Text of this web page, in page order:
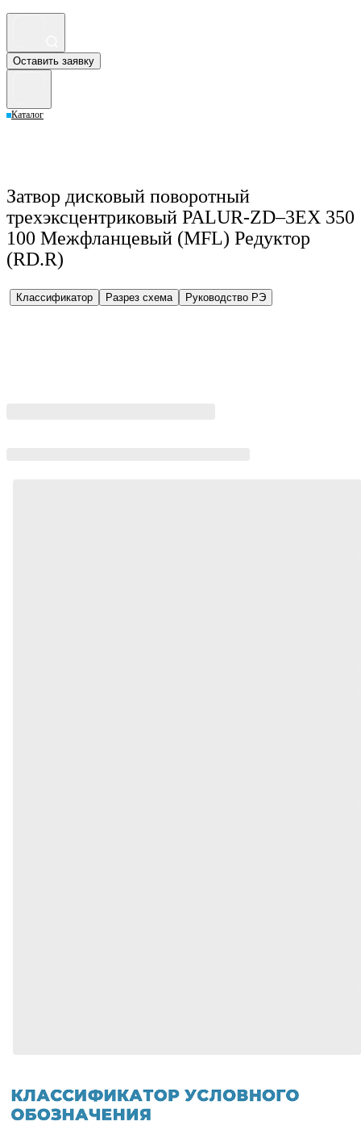
Оставить заявку
Каталог
Затвор дисковый поворотный
трехэксцентриковый PALUR-ZD–3EX 350
100 Межфланцевый (MFL) Редуктор
(RD.R)
Классификатор Разрез схема Руководство РЭ